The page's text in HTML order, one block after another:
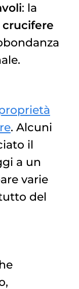
: la
crucifere
. Alcuni
il
a un
varie
del